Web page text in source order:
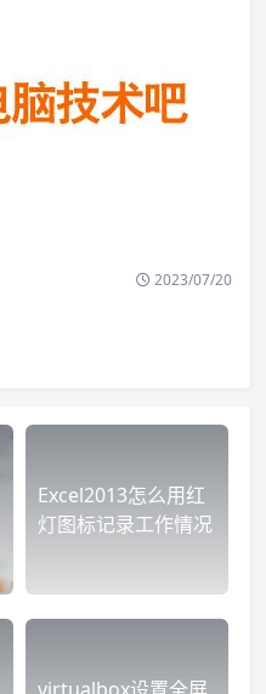
2023/07/20
Excel2013怎么用红
灯图标记录工作情况